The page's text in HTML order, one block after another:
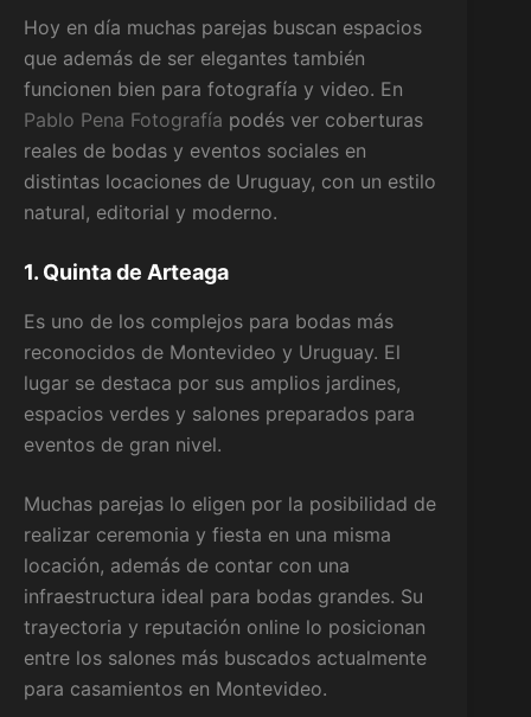
Hoy en día muchas parejas buscan espacios
que además de ser elegantes también
funcionen bien para fotografía y video. En
Pablo Pena Fotografía podés ver coberturas
reales de bodas y eventos sociales en
distintas locaciones de Uruguay, con un estilo
natural, editorial y moderno.
1. Quinta de Arteaga
Es uno de los complejos para bodas más
reconocidos de Montevideo y Uruguay. El
lugar se destaca por sus amplios jardines,
espacios verdes y salones preparados para
eventos de gran nivel.
Muchas parejas lo eligen por la posibilidad de
realizar ceremonia y fiesta en una misma
locación, además de contar con una
infraestructura ideal para bodas grandes. Su
trayectoria y reputación online lo posicionan
entre los salones más buscados actualmente
para casamientos en Montevideo.